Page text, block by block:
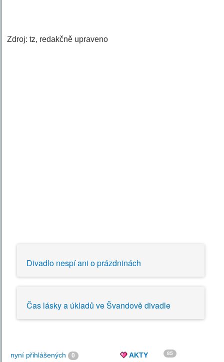
Zdroj: tz, redakčně upraveno
Divadlo nespí ani o prázdninách
Čas lásky a úkladů ve Švandově divadle
nyní přihlášených 0 AKTY 85